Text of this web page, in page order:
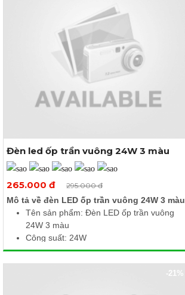
Xem thêm ảnh
Đèn led ốp trần vuông 24W 3 màu
265.000 đ 295.000 đ
Mô tả về đèn LED ốp trần vuông 24W 3 màu
Tên sản phẩm: Đèn LED ốp trần vuông
24W 3 màu
Công suất: 24W
Điện áp: 85 - 265V AC
Nhiệt độ màu: 6500K / 3000K / 4000K
/ 2400lm
-21%